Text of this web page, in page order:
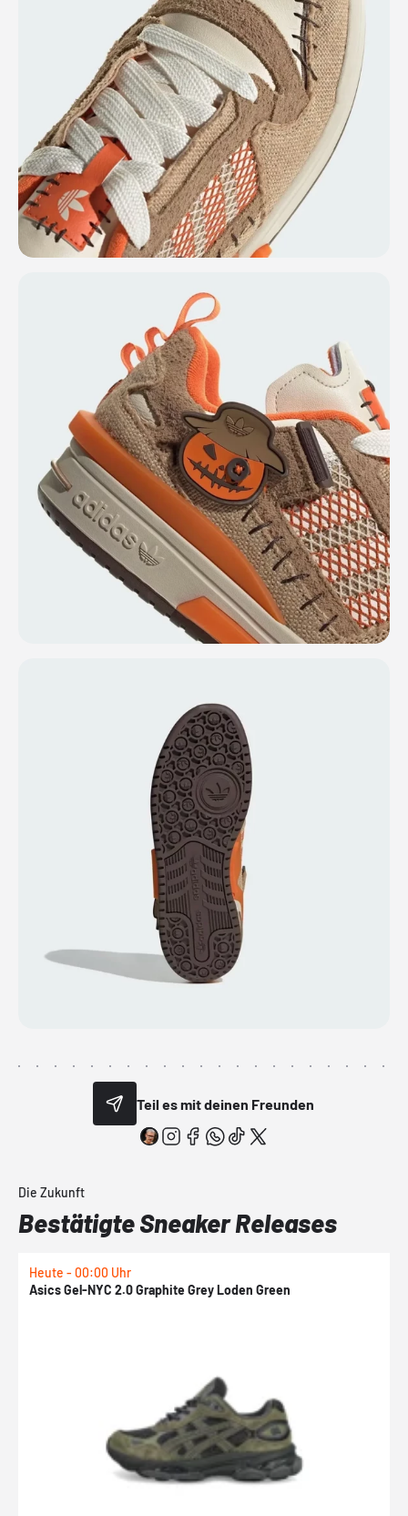
Teil es mit deinen Freunden
Die Zukunft
Bestätigte Sneaker Releases
Heute - 00:00 Uhr
Asics Gel-NYC 2.0 Graphite Grey Loden Green